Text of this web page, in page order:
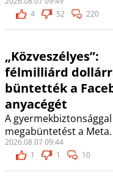
4
52 220
„Közveszélyes”:
félmilliárd
büntették a
anyacégét
A
megabüntetést a Meta.
2026.08.07 09:44
1
1 10